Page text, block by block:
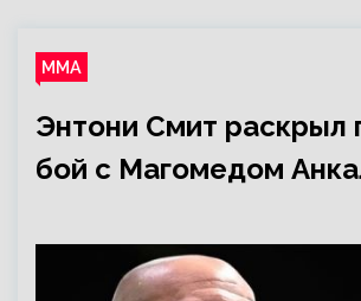
ММА
Энтони Смит раскрыл
бой с Магомедом